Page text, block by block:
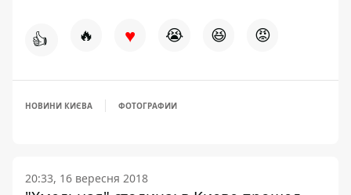
👍 🔥 ♥ 😭 😆 😡
НОВИНИ КИЄВА ФОТОГРАФИИ
20:33, 16 вересня 2018